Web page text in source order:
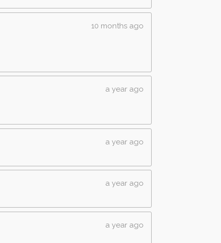
10 months ago
a year ago
a year ago
a year ago
a year ago